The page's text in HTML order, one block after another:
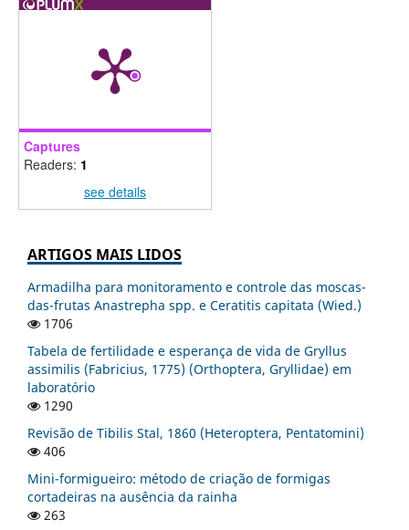
Captures
Readers: 1
see details
ARTIGOS MAIS LIDOS
Armadilha para monitoramento e controle das moscas-
das-frutas Anastrepha spp. e Ceratitis capitata (Wied.)
1706
Tabela de fertilidade e esperança de vida de Gryllus
assimilis (Fabricius, 1775) (Orthoptera, Gryllidae) em
laboratório
1290
Revisão de Tibilis Stal, 1860 (Heteroptera, Pentatomini)
406
Mini-formigueiro: método de criação de formigas
cortadeiras na ausência da rainha
263